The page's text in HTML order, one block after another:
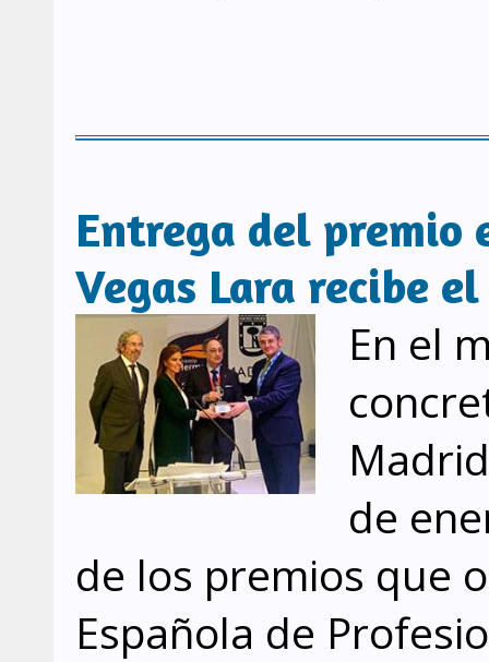
Entrega del premio
Vegas Lara recibe
En el
de
de los premios que
Española de